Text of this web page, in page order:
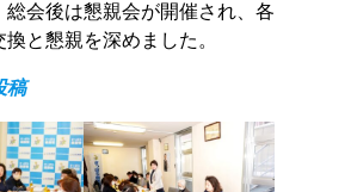
総会後は懇親会が開催され、各
と懇親を深めました。
稿